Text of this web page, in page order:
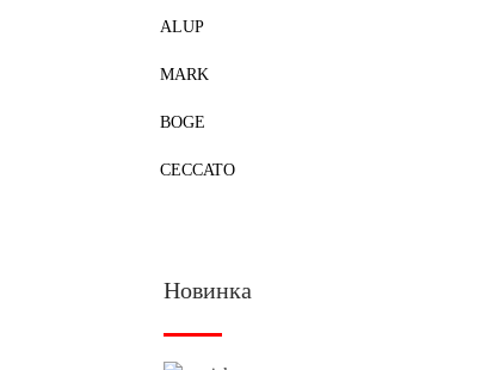
ALUP
MARK
BOGE
CECCATO
Новинка